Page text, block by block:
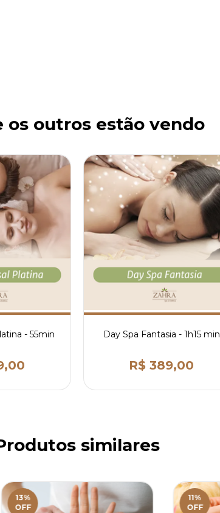
os outros estão vendo
- 55min Day Spa Fantasia - 1h15 min
R$ 389,00
similares
13%
OFF
11%
OFF